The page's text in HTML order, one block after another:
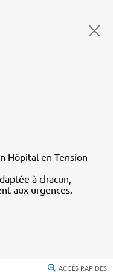
Hôpital en Tension –
à chacun,
aux urgences.
ACCÈS RAPIDES